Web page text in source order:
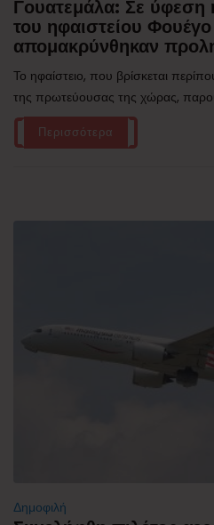
Γουατεμάλα: Σε ύφεση
του ηφαιστείου
απομακρύνθηκαν
Το ηφαίστειο, που βρίσκεται
της πρωτεύουσας της χώρας,
Περισσότερα
Δημοφιλή